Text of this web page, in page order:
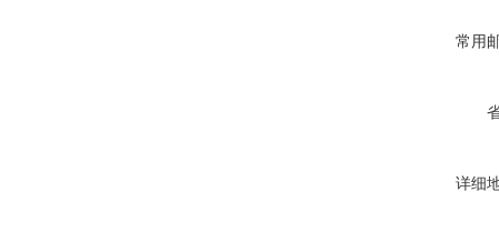
常用
详细